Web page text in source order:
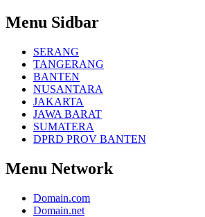
Menu Sidbar
SERANG
TANGERANG
BANTEN
NUSANTARA
JAKARTA
JAWA BARAT
SUMATERA
DPRD PROV BANTEN
Menu Network
Domain.com
Domain.net